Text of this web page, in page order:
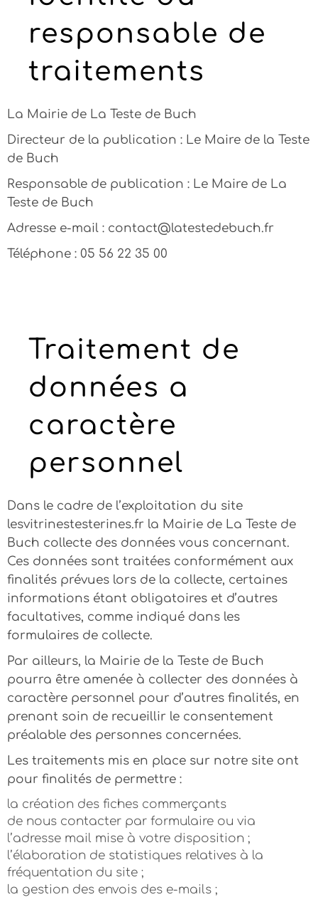
responsable de
traitements
La Mairie de La Teste de Buch
Directeur de la publication : Le Maire de la Teste
de Buch
Responsable de publication : Le Maire de La
Teste de Buch
Adresse e-mail : contact@latestedebuch.fr
Téléphone : 05 56 22 35 00
Traitement de
données a
caractère
personnel
Dans le cadre de l’exploitation du site
lesvitrinestesterines.fr la Mairie de La Teste de
Buch collecte des données vous concernant.
Ces données sont traitées conformément aux
finalités prévues lors de la collecte, certaines
informations étant obligatoires et d’autres
facultatives, comme indiqué dans les
formulaires de collecte.
Par ailleurs, la Mairie de la Teste de Buch
pourra être amenée à collecter des données à
caractère personnel pour d’autres finalités, en
prenant soin de recueillir le consentement
préalable des personnes concernées.
Les traitements mis en place sur notre site ont
pour finalités de permettre :
la création des fiches commerçants
de nous contacter par formulaire ou via
l’adresse mail mise à votre disposition ;
l’élaboration de statistiques relatives à la
fréquentation du site ;
la gestion des envois des e-mails ;